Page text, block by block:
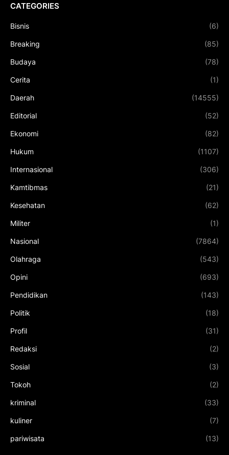
CATEGORIES
Bisnis (6)
Breaking (85)
Budaya (78)
Cerita (1)
Daerah (14555)
Editorial (52)
Ekonomi (82)
Hukum (1107)
Internasional (306)
Kamtibmas (21)
Kesehatan (62)
Militer (1)
Nasional (7864)
Olahraga (543)
Opini (693)
Pendidikan (143)
Politik (18)
Profil (31)
Redaksi (2)
Sosial (3)
Tokoh (2)
kriminal (33)
kuliner (7)
pariwisata (13)